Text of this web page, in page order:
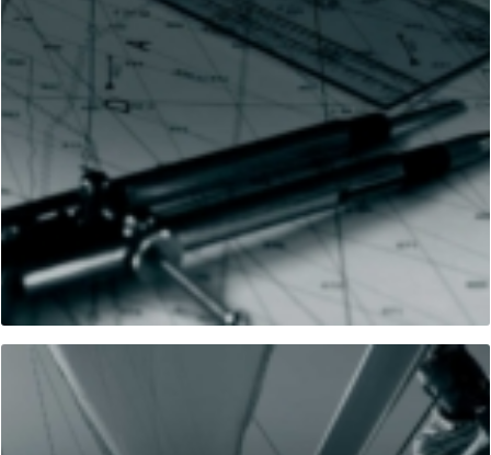
Quel est le projet dont je rêve ?
Quelles sont mes envies, attentes, motivations,
objectifs?
Comment construire mon nouveau projet de vie au